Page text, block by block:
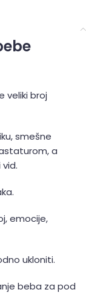
veliki broj
smešne
a
emocije,
ukloniti.
beba za pod